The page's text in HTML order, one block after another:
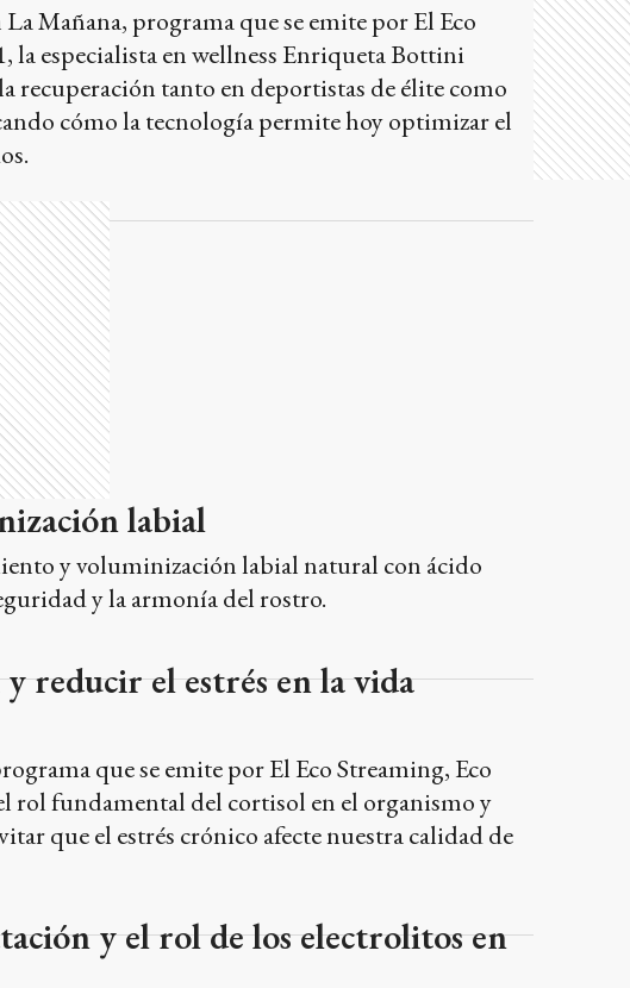
Mañana, programa que se emite por El Eco
especialista en wellness Enriqueta Bottini
recuperación tanto en deportistas de élite como
cómo la tecnología permite hoy optimizar el
labial
y voluminización labial natural con ácido
y la armonía del rostro.
reducir el estrés en la vida
que se emite por El Eco Streaming, Eco
rol fundamental del cortisol en el organismo y
que el estrés crónico afecte nuestra calidad de
y el rol de los electrolitos en